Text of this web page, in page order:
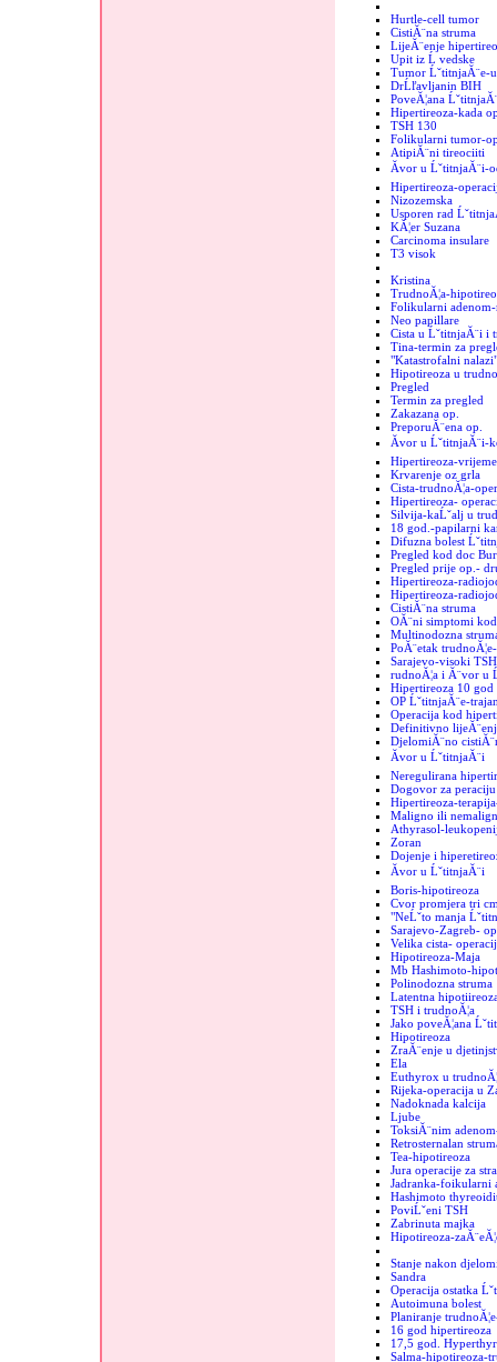
Hurtle-cell tumor
CistiĂ¨na struma
LijeĂ¨enje
Upit iz Ĺ vedske
Tumor ĹˇtitnjaĂ¨e-
DrĹľavljanin BIH
PoveĂ¦ana
Hipertireoza-kada
TSH 130
Folikularni tumor-
AtipiĂ¨ni tireociiti
Ăvor u ĹˇtitnjaĂ¨i-
Hipertireoza-
Nizozemska
Usporen rad
KĂ¦er Suzana
Carcinoma insulare
T3 visok
Kristina
TrudnoĂ¦a-
Folikularni adenom-
Neo papillare
Cista u ĹˇtitnjaĂ¨i i
Tina-termin za
"Katastrofalni
Hipotireoza u
Pregled
Termin za pregled
Zakazana op.
PreporuĂ¨ena op.
Ăvor u ĹˇtitnjaĂ¨i-
Hipertireoza-
Krvarenje oz grla
Cista-trudnoĂ¦a-
Hipertireoza-
Silvija-kaĹˇalj u
18 god.-papilarni
Difuzna bolest
Pregled kod doc
Pregled prije op.-
Hipertireoza-
Hipertireoza-
CistiĂ¨na struma
OĂ¨ni simptomi
Multinodozna
PoĂ¨etak
Sarajevo-visoki TSH
rudnoĂ¦a i Ă¨vor u
Hipertireoza 10 god
OP ĹˇtitnjaĂ¨e-
Operacija kod
Definitivno
DjelomiĂ¨no
Ăvor u ĹˇtitnjaĂ¨i
Neregulirana
Dogovor za peraciju
Hipertireoza-
Maligno ili
Athyrasol-
Zoran
Dojenje i
Ăvor u ĹˇtitnjaĂ¨i
Boris-hipotireoza
Cvor promjera tri
"NeĹˇto manja
Sarajevo-Zagreb-
Velika cista-
Hipotireoza-Maja
Mb Hashimoto-
Polinodozna struma
Latentna
TSH i trudnoĂ¦a
Jako poveĂ¦ana
Hipotireoza
ZraĂ¨enje u
Ela
Euthyrox u
Rijeka-operacija u
Nadoknada kalcija
Ljube
ToksiĂ¨nim
Retrosternalan
Tea-hipotireoza
Jura operacije za
Jadranka-foikularni
Hashimoto
PoviĹˇeni TSH
Zabrinuta majka
Hipotireoza-
Stanje nakon
Sandra
Operacija ostatka
Autoimuna bolest
Planiranje
16 god hipertireoza
17,5 god.
Salma-hipotireoza-